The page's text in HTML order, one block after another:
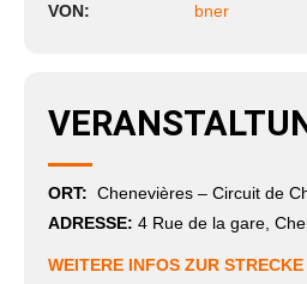
VON:
bner
ORT: Chenevières – Circuit de
ADRESSE: 4 Rue de la gare,
WEITERE INFOS ZUR